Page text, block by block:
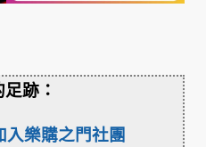
跡：
樂購之門社團